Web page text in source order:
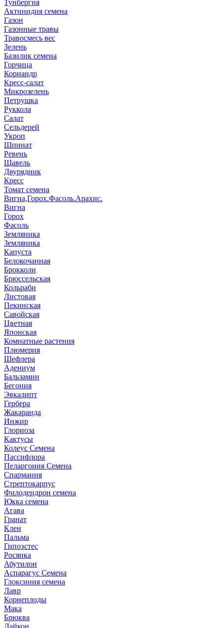
Тунбергия
Актинидия семена
Газон
Газонные травы
Травосмесь вес
Зелень
Базилик семена
Горчица
Кориандр
Кресс-салат
Микрозелень
Петрушка
Руккола
Салат
Сельдерей
Укроп
Шпинат
Ревень
Щавель
Двурядник
Кресс
Томат семена
Вигна,Горох.Фасоль.Арахис.
Вигна
Горох
Фасоль
Земляника
Земляника
Капуста
Белокочанная
Брокколи
Брюссельская
Кольраби
Листовая
Пекинская
Савойская
Цветная
Японская
Комнатные растения
Плюмерия
Шефлера
Адениум
Бальзамин
Бегония
Эвкалипт
Гербера
Жакаранда
Инжир
Глориоза
Кактусы
Колеус Семена
Пассифлора
Пеларгония Семена
Спармания
Стрептокарпус
Филодендрон семена
Юкка семена
Агава
Гранат
Клен
Пальма
Гипоэстес
Росянка
Абутилон
Аспарагус Семена
Глоксиния семена
Лавр
Корнеплоды
Мака
Брюква
Дайкон